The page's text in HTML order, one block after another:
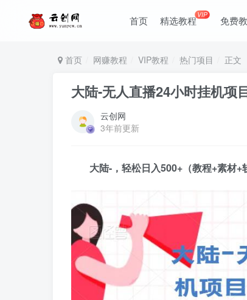
首页 精选教程VIP 免费
首页 网赚教程 VIP教程 热门项目 正文
大陆-无人直播24小时挂机项
云创网
3年前更新
大陆-，轻松日入500+（教程+素材+